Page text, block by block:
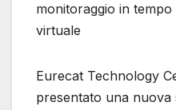
monitoraggio in
virtuale
Eurecat Technology
presentato una nuova